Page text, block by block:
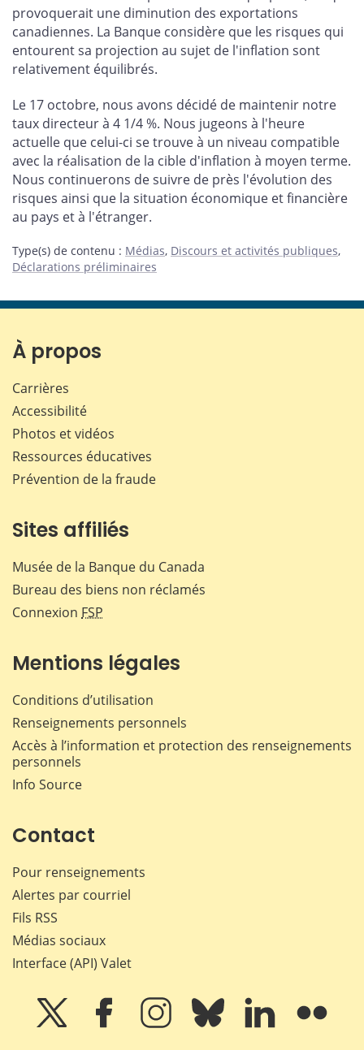
provoquerait une diminution des exportations
canadiennes. La Banque considère que les risques qui
entourent sa projection au sujet de l'inflation sont
relativement équilibrés.
Le 17 octobre, nous avons décidé de maintenir notre
taux directeur à 4 1/4 %. Nous jugeons à l'heure
actuelle que celui-ci se trouve à un niveau compatible
avec la réalisation de la cible d'inflation à moyen terme.
Nous continuerons de suivre de près l'évolution des
risques ainsi que la situation économique et financière
au pays et à l'étranger.
Type(s) de contenu : Médias, Discours et activités publiques,
Déclarations préliminaires
À propos
Carrières
Accessibilité
Photos et vidéos
Ressources éducatives
Prévention de la fraude
Sites affiliés
Musée de la Banque du Canada
Bureau des biens non réclamés
Connexion FSP
Mentions légales
Conditions d’utilisation
Renseignements personnels
Accès à l’information et protection des renseignements
personnels
Info Source
Contact
Pour renseignements
Alertes par courriel
Fils RSS
Médias sociaux
Interface (API) Valet